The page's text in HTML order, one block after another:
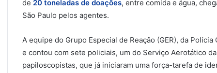
de 20 toneladas de doações, entre comida e água,
São Paulo pelos agentes.
A equipe do Grupo Especial de Reação (GER), da
e contou com sete policiais, um do Serviço Aerotático
papiloscopistas, que já iniciaram uma força-tarefa de